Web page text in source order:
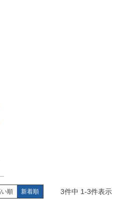
順 新着順 3件中 1-3件表示